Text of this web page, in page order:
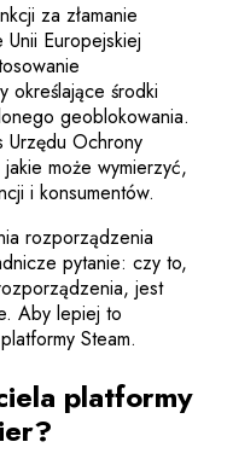
za złamanie
Europejskiej
określające środki
geoblokowania.
Ochrony
może wymierzyć,
i konsumentów.
rozporządzenia
pytanie: czy to,
jest
Aby lepiej to
Steam.
platformy